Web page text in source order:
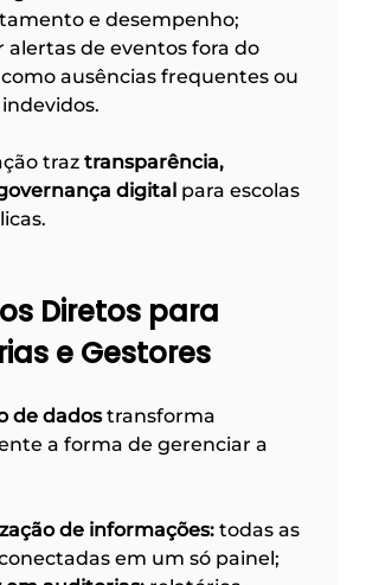
e desempenho;
alertas de eventos fora do
ausências frequentes ou
traz transparência,
digital para escolas
Diretos para
e Gestores
de dados transforma
a forma de gerenciar a
de informações: todas as
em um só painel;